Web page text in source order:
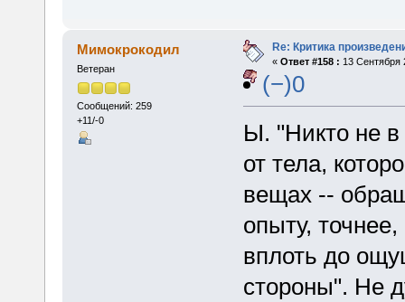
Мимокрокодил
Ветеран
Сообщений: 259
+11/-0
Re: Критика
« Ответ #158 : 13 Сентября
(−)0
Ы. "Никто не в
от тела,
вещах --
опыту,
вплоть до
стороны". Не